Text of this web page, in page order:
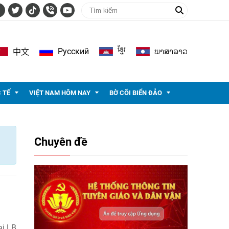
中文 Pусский ខ្មែរ ພາ​ສາ​ລາວ
TẾ VIỆT NAM HÔM NAY BỜ CÕI BIỂN ĐẢO
Chuyên đề